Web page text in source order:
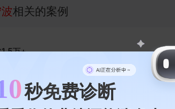
秒免费诊断
相关的案例
万+
有赞小程序承接，实现粉丝精准沉淀与私域运营转化。